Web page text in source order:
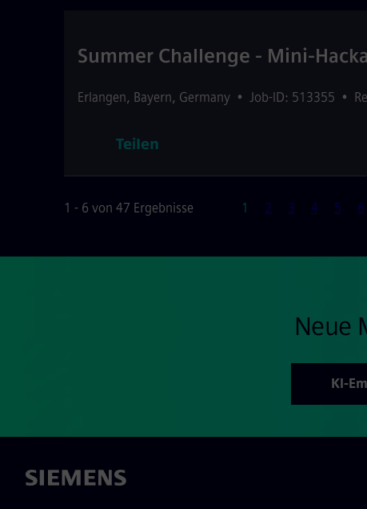
Summer Challenge - Mini-
Erlangen, Bayern, Germany • Job-ID: 513355 •
Teilen
1 - 6 von 47 Ergebnisse Seite
1 2 3 4 5 6
Neue
KI-